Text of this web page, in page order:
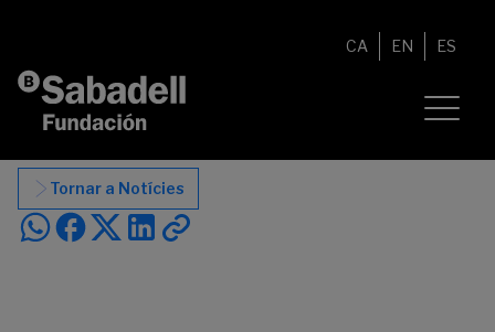
CA EN ES
Tornar a Notícies